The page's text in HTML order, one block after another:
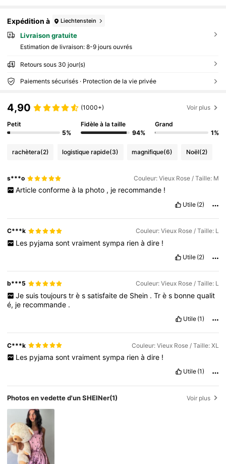
Expédition à Liechtenstein
Livraison gratuite
Estimation de livraison: 8-9 jours ouvrés
Retours sous 30 jour(s)
Paiements sécurisés · Protection de la vie privée
4,90 (1000+) Voir plus
Petit
5%
Fidèle à la taille
94%
Grand
1%
rachètera(2) logistique rapide(3) magnifique(6) Noël(2)
s***o Couleur: Vieux Rose / Taille: M
Article conforme à la photo , je recommande !
Utile (2)
C***k Couleur: Vieux Rose / Taille: L
Les pyjama sont vraiment sympa rien à dire !
Utile (2)
b***5 Couleur: Vieux Rose / Taille: L
Je suis toujours tr è s satisfaite de Shein . Tr è s bonne qualit
é, je recommande .
Utile (1)
C***k Couleur: Vieux Rose / Taille: XL
Les pyjama sont vraiment sympa rien à dire !
Utile (1)
Photos en vedette d'un SHEINer(1) Voir plus